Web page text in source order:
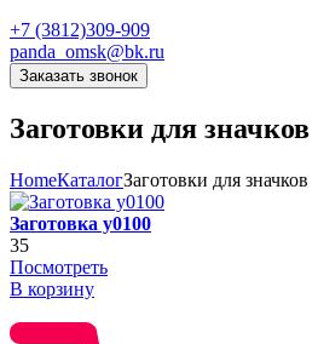
+7 (3812)309-909
panda_omsk@bk.ru
Заказать звонок
Заготовки для значков
HomeКаталогЗаготовки для значков
Заготовка y0100
35
Посмотреть
В корзину